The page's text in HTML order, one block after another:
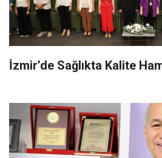
İ̇zmir’de Sağlıkta Kalite